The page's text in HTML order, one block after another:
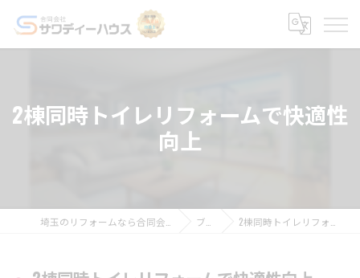
2棟同時トイレリフォームで快適性
向上
ブログ 2棟同時トイレリフォームで快適性向上